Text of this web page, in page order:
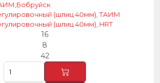
(шлиц 40мм), ТАИМ
(шлиц 40мм), HRT
16
8
42